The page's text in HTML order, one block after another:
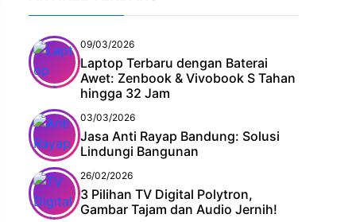
09/03/2026
Laptop Terbaru dengan Baterai
Awet: Zenbook & Vivobook S Tahan
hingga 32 Jam
03/03/2026
Jasa Anti Rayap Bandung: Solusi
Lindungi Bangunan
26/02/2026
3 Pilihan TV Digital Polytron,
Gambar Tajam dan Audio Jernih!